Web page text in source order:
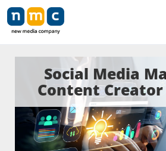
Social Media
Content